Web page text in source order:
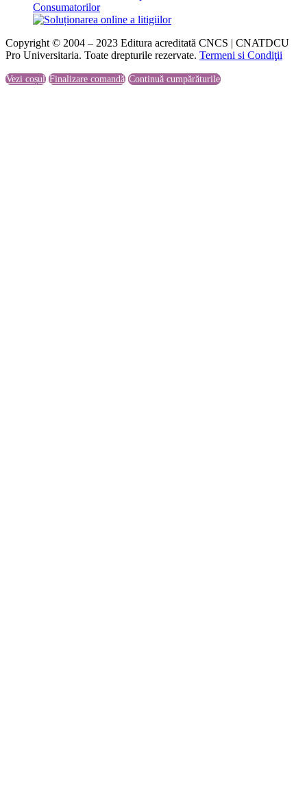
Copyright © 2004 – 2023 Editura acreditată CNCS | CNATDCU
Pro Universitaria. Toate drepturile rezervate. Termeni si Condiţii
Vezi coșul Finalizare comandă Continuă cumpărăturile